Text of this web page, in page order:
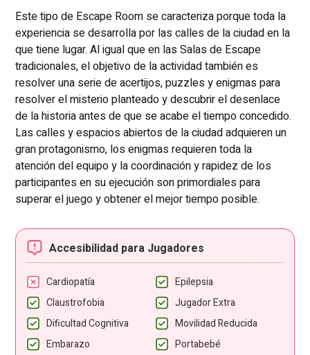
Este tipo de Escape Room se caracteriza porque toda la
experiencia se desarrolla por las calles de la ciudad en la
que tiene lugar. Al igual que en las Salas de Escape
tradicionales, el objetivo de la actividad también es
resolver una serie de acertijos, puzzles y enigmas para
resolver el misterio planteado y descubrir el desenlace
de la historia antes de que se acabe el tiempo concedido.
Las calles y espacios abiertos de la ciudad adquieren un
gran protagonismo, los enigmas requieren toda la
atención del equipo y la coordinación y rapidez de los
participantes en su ejecución son primordiales para
superar el juego y obtener el mejor tiempo posible.
Accesibilidad para Jugadores
Cardiopatía
Epilepsia
Claustrofobia
Jugador Extra
Dificultad Cognitiva
Movilidad Reducida
Embarazo
Portabebé